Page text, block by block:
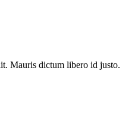
Mauris dictum libero id justo.